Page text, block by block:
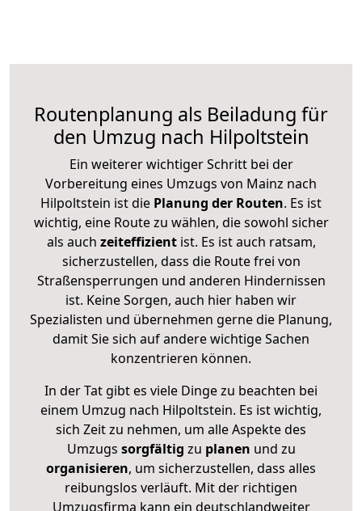
Routenplanung als Beiladung für
den Umzug nach Hilpoltstein
Ein weiterer wichtiger Schritt bei der
Vorbereitung eines Umzugs von Mainz nach
Hilpoltstein ist die Planung der Routen. Es ist
wichtig, eine Route zu wählen, die sowohl sicher
als auch zeiteffizientist. Es ist auch ratsam,
sicherzustellen, dass die Route frei von
Straßensperrungen und anderen Hindernissen
ist. Keine Sorgen, auch hier haben wir
Spezialisten und übernehmen gerne die Planung,
damit Sie sich auf andere wichtige Sachen
konzentrieren können.
In der Tat gibt es viele Dinge zu beachten bei
einem Umzug nach Hilpoltstein. Es ist wichtig,
sich Zeit zu nehmen, um alle Aspekte des
Umzugs sorgfältig zu planen und zu
organisieren, um sicherzustellen, dass alles
reibungslos verläuft. Mit der richtigen
Umzugsfirma kann ein deutschlandweiter